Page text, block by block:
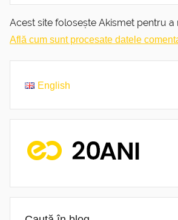
Acest site folosește Akismet pentru
Află cum sunt procesate datele
English